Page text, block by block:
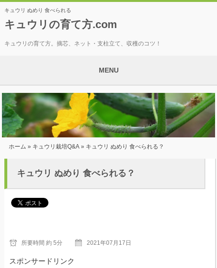
キュウリ ぬめり 食べられる
キュウリの育て方.com
キュウリの育て方。摘芯、ネット・支柱立て、収穫のコツ！
MENU
ホーム » キュウリ栽培Q&A» キュウリ ぬめり 食べられる？
キュウリ ぬめり 食べられる？
所要時間 約 5分 2021年07月17日
スポンサードリンク